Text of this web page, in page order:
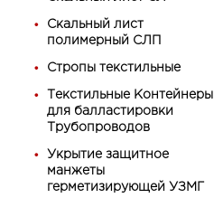
Скальный лист
полимерный СЛП
Стропы текстильные
Текстильные Контейнеры
для балластировки
Трубопроводов
Укрытие защитное
манжеты
герметизирующей УЗМГ